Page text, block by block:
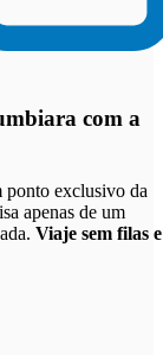
com a
ponto exclusivo da
apenas de um
Viaje sem filas e